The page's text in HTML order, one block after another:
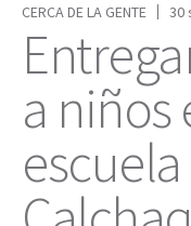
CERCA DE LA GENTE
30
a niños